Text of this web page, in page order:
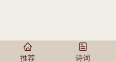
推荐 诗词